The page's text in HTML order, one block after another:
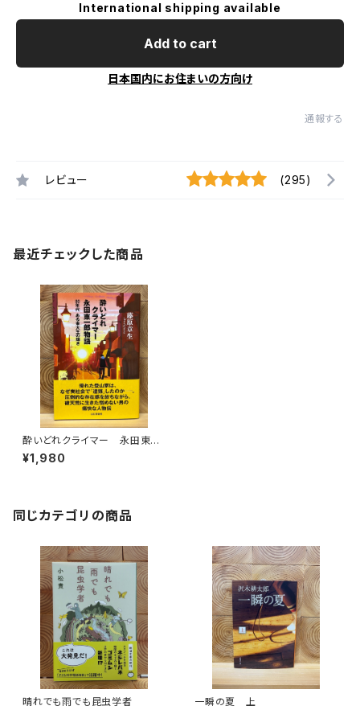
International shipping available
Add to cart
日本国内にお住まいの方向け
通報する
レビュー (295)
最近チェックした商品
酔いどれクライマー 永田東一
郎物語
¥1,980
同じカテゴリの商品
晴れでも雨でも昆虫学者 一瞬の夏 上